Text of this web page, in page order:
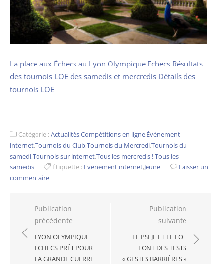
La place aux Échecs au Lyon Olympique Echecs Résultats
des tournois LOE des samedis et mercredis Détails des
tournois LOE
Catégorie :Actualités,Compétitions en ligne,Événement
internet,Tournois du Club,Tournois du Mercredi,Tournois du
samedi,Tournois sur internet,Tous les mercredis !,Tous les
samedis
Étiquette : Evènement internet,Jeune
Laisser un
commentaire
Navigation
l’article
Publication
précédente
LYON OLYMPIQUE
ÉCHECS PRÊT POUR
LA GRANDE GUERRE
Publication
suivante
LE PSEJE ET LE LOE
FONT DES TESTS
« GESTES BARRIÈRES »